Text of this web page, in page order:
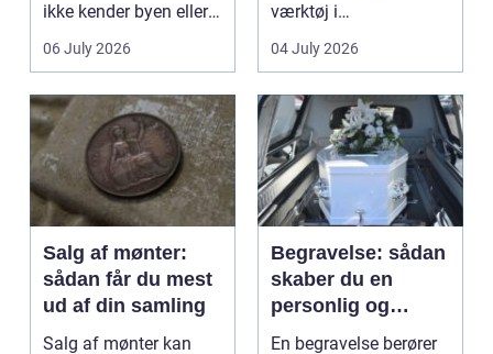
ikke kender byen eller
det lokale...
06 July 2026
værktøj i
sundhedssektoren.
Klinikker, praksis og
beh...
04 July 2026
Salg af mønter:
sådan får du mest
ud af din samling
Salg af mønter kan
Begravelse: sådan
skaber du en
personlig og
respektfuld afsked
En begravelse berører